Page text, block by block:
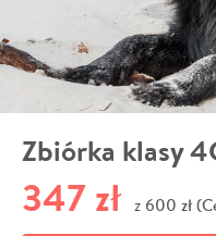
Zbiórka klasy
347 zł z 600 zł